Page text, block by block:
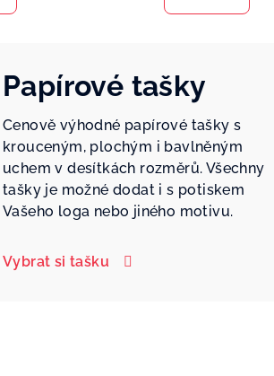
Papírové tašky
Cenově výhodné papírové tašky s
krouceným, plochým i bavlněným
uchem v desítkách rozměrů. Všechny
tašky je možné dodat i s potiskem
Vašeho loga nebo jiného motivu.
Vybrat si tašku